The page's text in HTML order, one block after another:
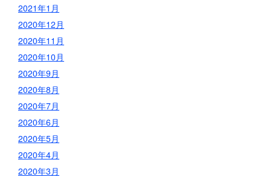
2021年1月
2020年12月
2020年11月
2020年10月
2020年9月
2020年8月
2020年7月
2020年6月
2020年5月
2020年4月
2020年3月